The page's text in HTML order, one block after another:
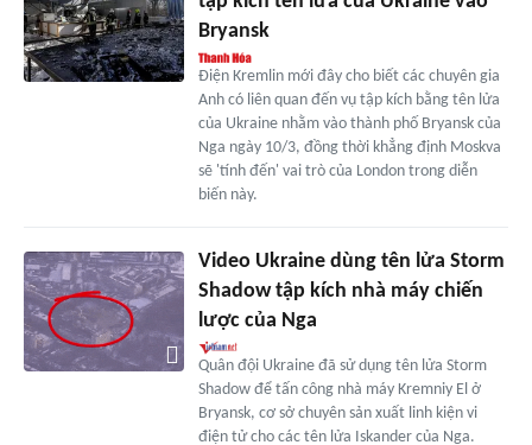
Bryansk
Điện Kremlin mới đây cho biết các chuyên gia
Anh có liên quan đến vụ tập kích bằng tên lửa
của Ukraine nhằm vào thành phố Bryansk của
Nga ngày 10/3, đồng thời khẳng định Moskva
sẽ 'tính đến' vai trò của London trong diễn
biến này.
Video Ukraine dùng tên lửa Storm
Shadow tập kích nhà máy chiến
lược của Nga
Quân đội Ukraine đã sử dụng tên lửa Storm
Shadow để tấn công nhà máy Kremniy El ở
Bryansk, cơ sở chuyên sản xuất linh kiện vi
điện tử cho các tên lửa Iskander của Nga.